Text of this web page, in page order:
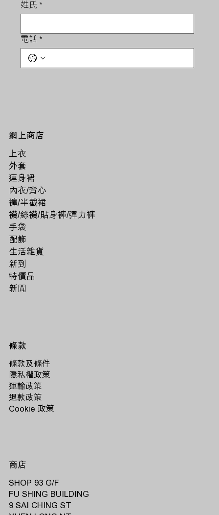
姓氏 *
電話 *
上衣
外套
連身裙
內衣/背心
褲/半截裙
襪/絲襪/貼身褲/彈力褲
手袋
配飾
生活雜貨
新到
特價品
新聞
網上商店
條款及條件
隱私權政策
運輸政策
退款政策
Cookie 政策
條款
SHOP 93 G/F
FU SHING BUILDING
9 SAI CHING ST
商店